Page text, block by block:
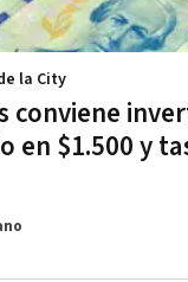
conviene
en $1.500 y
la City